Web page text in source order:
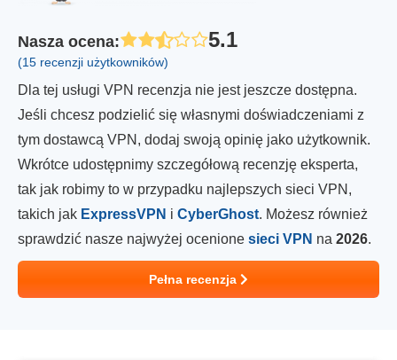
Nasza ocena: 5.1
(15 recenzji użytkowników)
Dla tej usługi VPN recenzja nie jest jeszcze dostępna.
Jeśli chcesz podzielić się własnymi doświadczeniami z
tym dostawcą VPN, dodaj swoją opinię jako użytkownik.
Wkrótce udostępnimy szczegółową recenzję eksperta,
tak jak robimy to w przypadku najlepszych sieci VPN,
takich jak ExpressVPN i CyberGhost. Możesz również
sprawdzić nasze najwyżej ocenione sieci VPN na 2026.
Pełna recenzja